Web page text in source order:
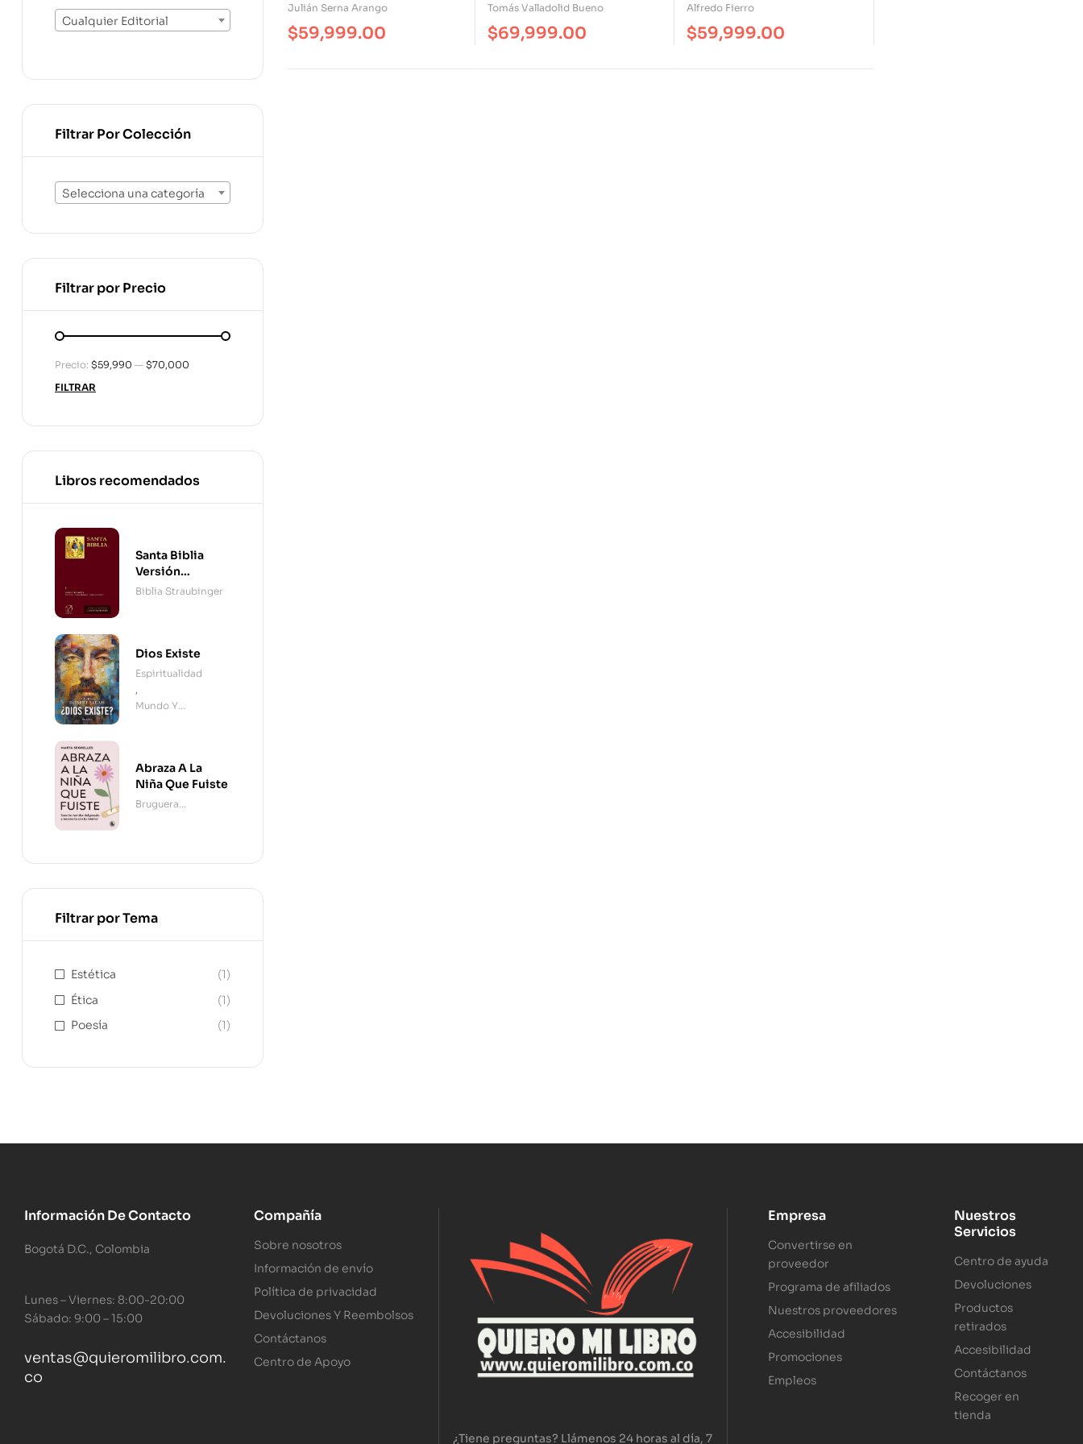
Julián Serna Arango
$59,999.00
Tomás Valladolid Bueno
$69,999.00
Alfredo Fierro
$59,999.00
Cualquier Editorial
Filtrar Por Colección
Selecciona una categoría
Filtrar por Precio
FILTRAR
Precio: $59,990 — $70,000
Libros recomendados
Santa Biblia
Versión
Straubinger - 2
Biblia Straubinger
Dios Existe
Espiritualidad
,
Mundo Y
Abraza A La
Niña Que Fuiste
Bruguera
Filtrar por Tema
Estética
(1)
Ética
(1)
Poesía
(1)
Información De Contacto
Bogotá D.C., Colombia
Lunes – Viernes: 8:00-20:00
Sábado: 9:00 – 15:00
ventas@quieromilibro.com.
co
Compañía
Sobre nosotros
Información de envío
Política de privacidad
Devoluciones Y Reembolsos
Contáctanos
Centro de Apoyo
¿Tiene preguntas? Llámenos 24 horas al día, 7
Empresa
Convertirse en
proveedor
Programa de afiliados
Nuestros proveedores
Accesibilidad
Promociones
Empleos
Nuestros
Servicios
Centro de ayuda
Devoluciones
Productos
retirados
Accesibilidad
Contáctanos
Recoger en
tienda